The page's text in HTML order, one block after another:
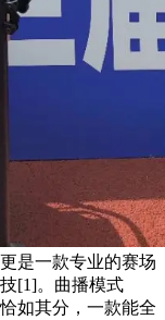
是一款专业的赛场
[1]。曲播模式
如其分，一款能全